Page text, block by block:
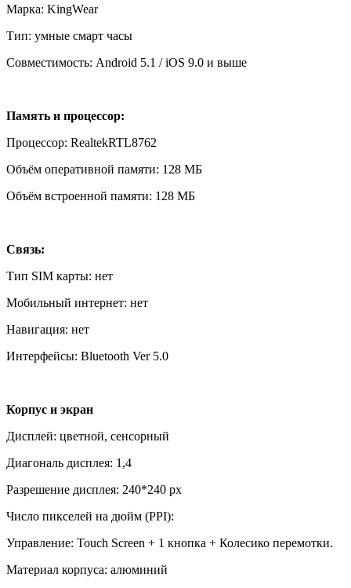
Марка: KingWear
Тип: умные смарт часы
Совместимость: Android 5.1 / iOS 9.0 и выше
Память и процессор:
Процессор: RealtekRTL8762
Объём оперативной памяти: 128 МБ
Объём встроенной памяти: 128 МБ
Связь:
Тип SIM карты: нет
Мобильный интернет: нет
Навигация: нет
Интерфейсы: Bluetooth Ver 5.0
Корпус и экран
Дисплей: цветной, сенсорный
Диагональ дисплея: 1,4
Разрешение дисплея: 240*240 px
Число пикселей на дюйм (PPI):
Управление: Touch Screen + 1 кнопка + Колесико перемотки.
Материал корпуса: алюминий